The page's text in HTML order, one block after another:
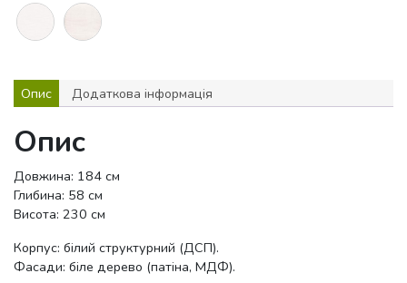
Опис Додаткова інформація
Опис
Довжина: 184 см
Глибина: 58 см
Висота: 230 см
Корпус: білий структурний (ДСП).
Фасади: біле дерево (патіна, МДФ).